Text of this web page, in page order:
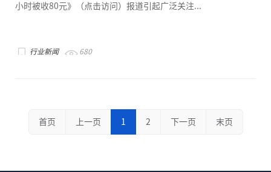
小时被收80元》（点击访问）报道引起广泛关注...
行业新闻 680
首页 上一页 1 2 下一页 末页